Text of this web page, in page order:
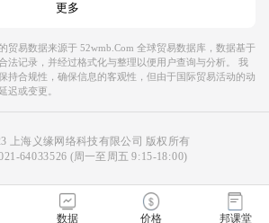
更多
贸易数据来源于 52wmb.com 全球贸易数据库，数据基于
法记录，并经过格式化与整理以便用户查询与分析。 我
持合规性，确保信息的客观性，但由于国际贸易活动的动
迟或变更。
上海义缘网络科技有限公司 版权所有
64033526 (周一至周五 9:15-18:00)
数据 价格 邦课堂